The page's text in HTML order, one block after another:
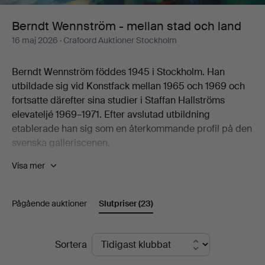
och
land
Berndt Wennström - mellan stad och land
16 maj 2026 · Crafoord Auktioner Stockholm
Berndt Wennström föddes 1945 i Stockholm. Han
utbildade sig vid Konstfack mellan 1965 och 1969 och
fortsatte därefter sina studier i Staffan Hallströms
elevateljé 1969–1971. Efter avslutad utbildning
etablerade han sig som en återkommande profil på den
svenska galleriscenen.
Han har haft separatutställningar på en rad gallerier,
Galleri Uddenberg, Galleri Nord, Oskarshamns
Museet Konsthallen, Höganäs Museum,
Konstnärshuset, Galleri Axlund, Galleri Aix,
Visa mer
Pågående auktioner Slutpriser(23)
SlutpriserSortera